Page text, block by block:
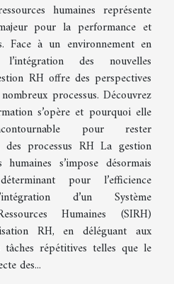
humaines représente
pour la performance et
Face à un environnement en
des nouvelles
RH offre des perspectives
processus. Découvrez
s’opère et pourquoi elle
pour rester
des processus RH La gestion
s’impose désormais
pour l’efficience
d’un Système
Humaines (SIRH)
RH, en déléguant aux
répétitives telles que le
des...